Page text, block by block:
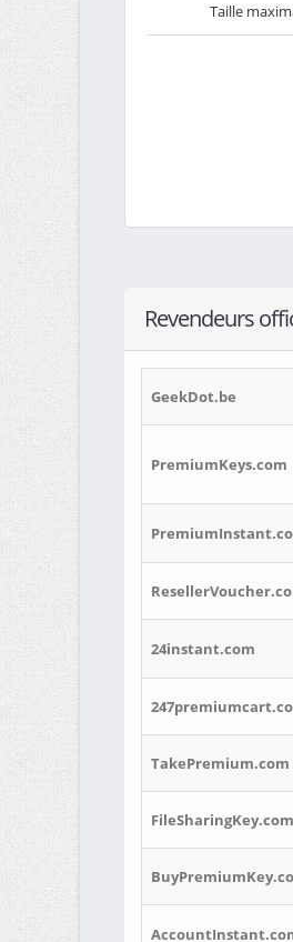
Taille
Revendeurs
GeekDot.be
PremiumKeys.com
24instant.com
TakePremium.com
FileSharingKey.com